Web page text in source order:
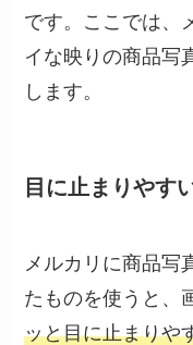
です。ここでは、
イな映りの商品写
します。
目に止まりやす
メルカリに商品写
たものを使うと、
ッと目に止まりや